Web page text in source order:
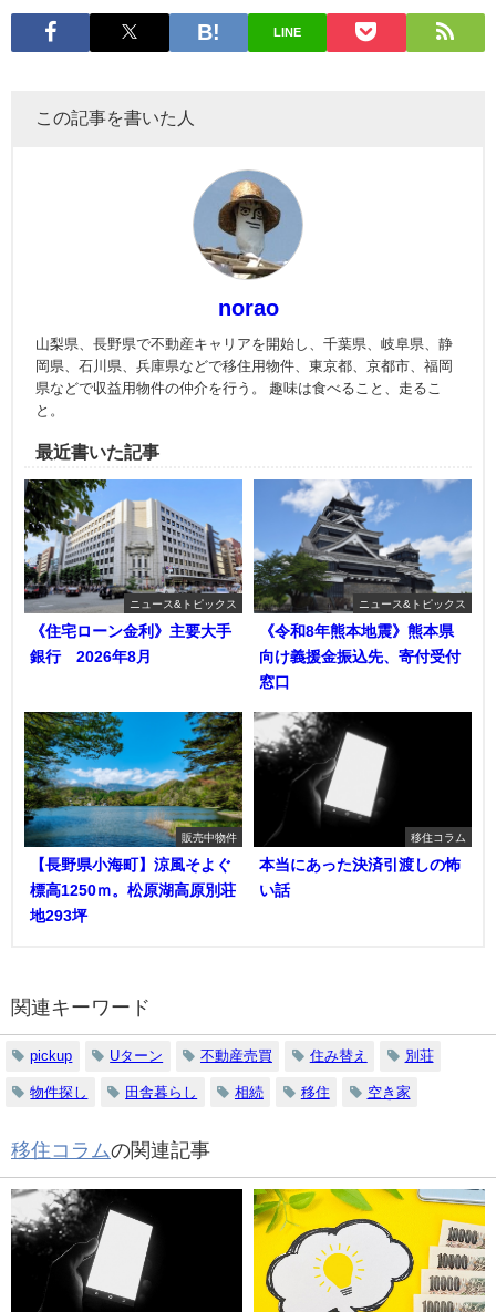
LINE
この記事を書いた人
norao
山梨県、長野県で不動産キャリアを開始し、千葉県、岐阜県、静
岡県、石川県、兵庫県などで移住用物件、東京都、京都市、福岡
県などで収益用物件の仲介を行う。 趣味は食べること、走るこ
と。
最近書いた記事
ニュース&トピックス
《住宅ローン金利》主要大手
銀行 2026年8月
ニュース&トピックス
《令和8年熊本地震》熊本県
向け義援金振込先、寄付受付
窓口
販売中物件
【長野県小海町】涼風そよぐ
標高1250ｍ。松原湖高原別荘
地293坪
移住コラム
本当にあった決済引渡しの怖
い話
関連キーワード
pickup Uターン 不動産売買 住み替え 別荘
物件探し 田舎暮らし 相続 移住 空き家
移住コラムの関連記事